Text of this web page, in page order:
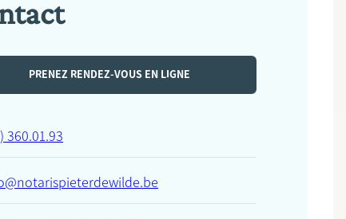
PRENEZ RENDEZ-VOUS EN LIGNE
360.01.93